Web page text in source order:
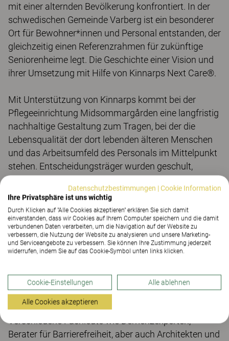
mit einer alternden Bevölkerung konfrontiert. In der
schwedischen Gemeinde Varberg ist ein besonderer
Ort für Bewohner*innen und Personal entstanden, der
gleichzeitig einen Referenzrahmen für zukünftige
Seniorenheime legt. Die Geschichte einer Vision und
ihrer Umsetzung mit Hilfe von Kinnarps Next Care®.
Mit Unterstützung von Kinnarps kommt bei der
Pflegeeinrichtung Midsommargården eine langfristig
nachhaltige Gestaltung zum Tragen, bei der die
Lebensqualität der dort lebenden älteren Menschen
und das Arbeitsumfeld des Personals im Mittelpunkt
stehen. Entscheidungsträger wurden geschult,
Anforderungen zu spezifizieren und gleichzeitig
wurden alle anderen Personen einbezogen, die sich in
der Einrichtung aufhalten. Zu einem frühen Zeitpunkt
im Prozess wurden Workshops abgehalten, die
untersucht haben, welche Ansprüche an das neue
Pflegeheim gestellt werden und wie diese umgesetzt
Midsommargården ist darauf ausgelegt, älteren
Menschen auch mit Demenz ein Gefühl der
Zugehörigkeit, Sicherheit und Beteiligung zu geben.
Verschiedene Fachleute wie Demenzexperten,
Berater für Barrierefreiheit, aber auch Architekten und
Datenschutzbestimmungen |Cookie Information
Ihre Privatsphäre ist uns wichtig
Durch Klicken auf "Alle Cookies akzeptieren" erklären Sie sich damit
einverstanden, dass wir Cookies auf Ihrem Computer speichern und die damit
verbundenen Daten verarbeiten, um die Navigation auf der Website zu
verbessern, die Nutzung der Website zu analysieren und unsere Marketing-
und Serviceangebote zu verbessern. Sie können Ihre Zustimmung jederzeit
widerrufen, indem Sie auf das Cookie-Symbol unten links klicken.
Cookie-Einstellungen Alle ablehnen
Alle Cookies akzeptieren